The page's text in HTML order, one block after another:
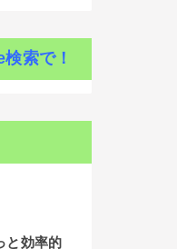
索で！
と効率的